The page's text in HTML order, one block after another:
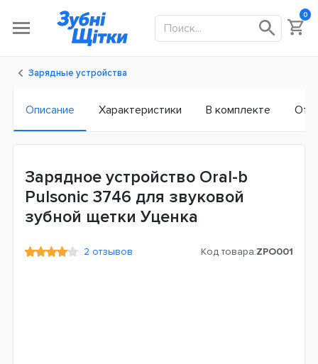
0
Зарядные устройства
Описание Характеристики В комплекте
Зарядное устройство Oral-b
Pulsonic 3746 для звуковой
зубной щетки Уценка
2 отзывов Код товара:ZPO001